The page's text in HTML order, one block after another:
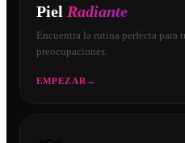
Piel Radiante
Encuentra la rutina perfecta para
preocupaciones.
EMPEZAR →